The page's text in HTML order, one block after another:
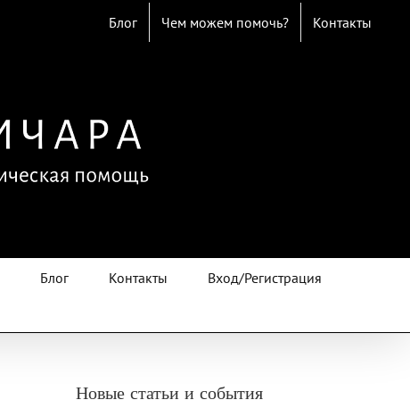
Блог Чем можем помочь? Контакты
Блог Контакты Вход/Регистрация
Новые статьи и события